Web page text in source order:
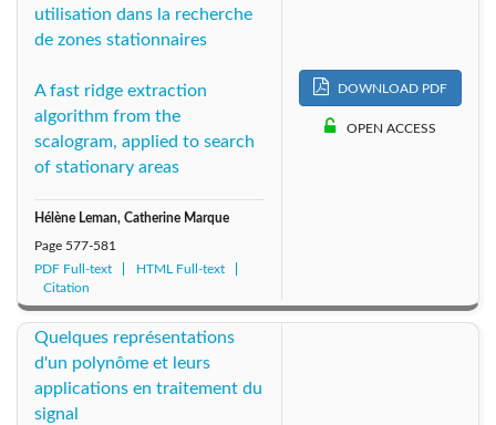
utilisation dans la recherche
de zones stationnaires
A fast ridge extraction
algorithm from the
scalogram, applied to search
of stationary areas
Hélène Leman, Catherine Marque
Page 577-581
PDF Full-text
HTML Full-text
Citation
DOWNLOAD PDF
OPEN ACCESS
Quelques représentations
d'un polynôme et leurs
applications en traitement du
signal